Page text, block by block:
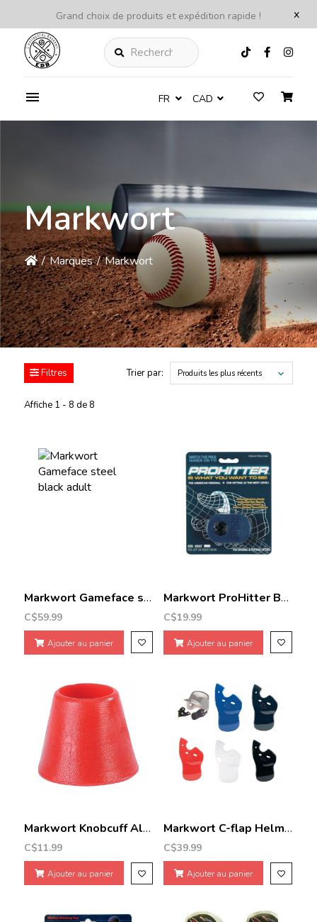
x
Grand choix de produits et expédition rapide !
Rechercher
FR CAD
Markwort
/ Marques / Markwort
Filtres
Affiche 1 - 8 de 8
Trier par: Produits les plus récents
Markwort Gameface steel black adult
C$59.99
Ajouter au panier
Markwort ProHitter Batting aid
C$19.99
Ajouter au panier
Markwort Knobcuff All Color
C$11.99
Ajouter au panier
Markwort C-flap Helmet facial protectio
C$39.99
Ajouter au panier